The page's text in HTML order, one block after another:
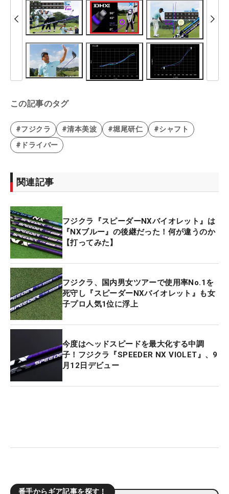
この記事のタグ
#フジクラ #清本美波 #堀尾研仁
#シャフト
#ドライバー
関連記事
フジクラ『スピーダーNXバイオレット』は
『NXブルー』の後継だった！何が違うのか
【打ってみた】
フジクラ、国内男女ツアーで使用率No.1を
死守し『スピーダーNXバイオレット』も女
子プロ人気1位に浮上
今度はヘッドスピードを最大化する中調
子！フジクラ『SPEEDER NX VIOLET』、9
月12日デビュー
番手からギア記事を探す！